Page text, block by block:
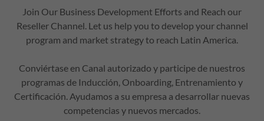
Join Our Business Development Efforts and Reach our
Reseller Channel. Let us help you to develop your channel
program and market strategy to reach Latin America.
Conviértase en Canal autorizado y participe de nuestros
programas de Inducción, Onboarding, Entrenamiento y
Certificación. Ayudamos a su empresa a desarrollar nuevas
competencias y nuevos mercados.